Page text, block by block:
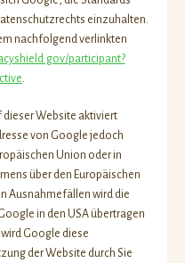
einzuhalten.
nachfolgend verlinkten
participant?
.
dieser Website aktiviert
von Google jedoch
Union oder in
über den Europäischen
Ausnahmefällen wird die
in den USA übertragen
Google diese
der Website durch Sie